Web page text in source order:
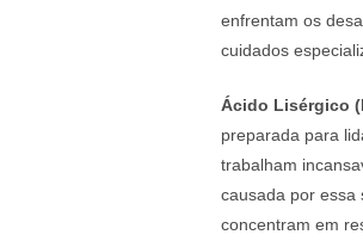
enfrentam os
cuidados
Ácido Lisérgico
preparada para
trabalham
causada por essa
concentram em